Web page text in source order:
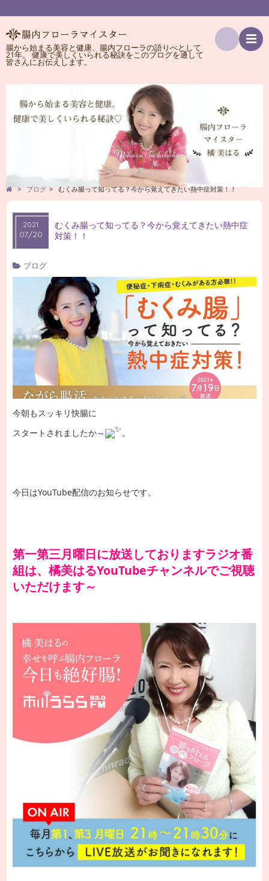
腸から始まる美容と健康、腸内フローラの語りべとして
21年。 健康で美しくいられる秘訣をこのブログを通して
皆さんにお伝えします。
索
> ブログ > むくみ腸って知ってる？今から覚えてきたい熱中症対策！！
2021
07/20
むくみ腸って知ってる？今から覚えてきたい熱中症
対策！！
ブログ
今朝もスッキリ快腸に
スタートされましたか～
。
今日はYouTube配信のお知らせです。
第一第三月曜日に放送しておりますラジオ番
組は、橘美はるYouTubeチャンネルでご視聴
いただけます～